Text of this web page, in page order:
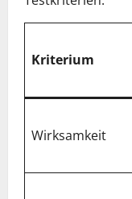
Kriterium
Wirksamkeit